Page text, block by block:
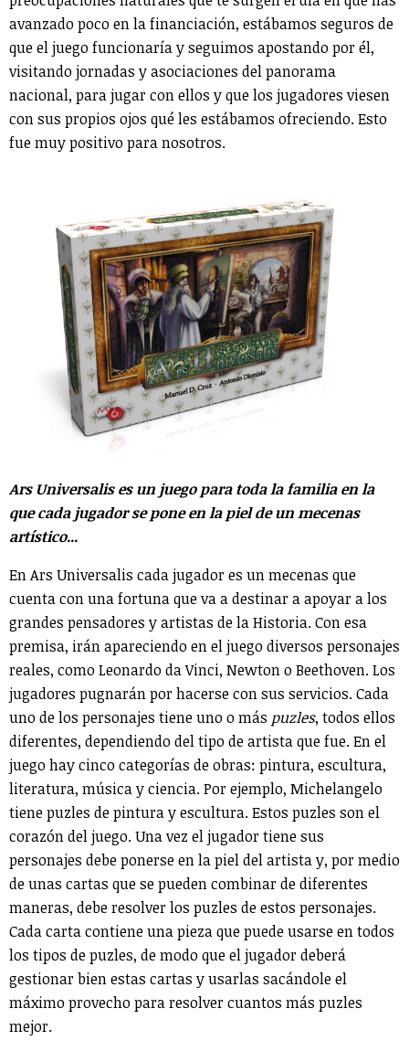
avanzado poco en la financiación, estábamos seguros de
que el juego funcionaría y seguimos apostando por él,
visitando jornadas y asociaciones del panorama
nacional, para jugar con ellos y que los jugadores viesen
con sus propios ojos qué les estábamos ofreciendo. Esto
fue muy positivo para nosotros.
Ars Universalis es un juego para toda la familia en la
que cada jugador se pone en la piel de un mecenas
artístico...
En Ars Universalis cada jugador es un mecenas que
cuenta con una fortuna que va a destinar a apoyar a los
grandes pensadores y artistas de la Historia. Con esa
premisa, irán apareciendo en el juego diversos personajes
reales, como Leonardo da Vinci, Newton o Beethoven. Los
jugadores pugnarán por hacerse con sus servicios. Cada
uno de los personajes tiene uno o más puzles, todos ellos
diferentes, dependiendo del tipo de artista que fue. En el
juego hay cinco categorías de obras: pintura, escultura,
literatura, música y ciencia. Por ejemplo, Michelangelo
tiene puzles de pintura y escultura. Estos puzles son el
corazón del juego. Una vez el jugador tiene sus
personajes debe ponerse en la piel del artista y, por medio
de unas cartas que se pueden combinar de diferentes
maneras, debe resolver los puzles de estos personajes.
Cada carta contiene una pieza que puede usarse en todos
los tipos de puzles, de modo que el jugador deberá
gestionar bien estas cartas y usarlas sacándole el
máximo provecho para resolver cuantos más puzles
mejor.